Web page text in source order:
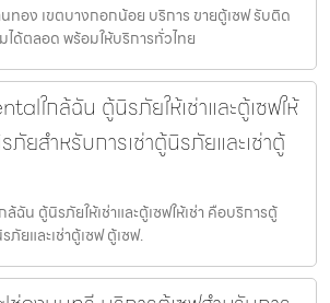
ทอง เขตบางกอกน้อย บริการ ขายตู้เซฟ รับติด
ด้ตลอด พร้อมให้บริการทั่วไทย
ใกล้ฉัน ตู้นิรภัยให้เช่าและตู้เซฟให้
ภัยสำหรับการเช่าตู้นิรภัยและเช่าตู้
น ตู้นิรภัยให้เช่าและตู้เซฟให้เช่า คือบริการตู้
ภัยและเช่าตู้เซฟ ตู้เซฟ.